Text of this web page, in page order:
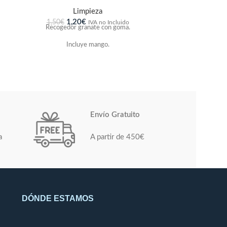
Limpieza
1,50€ 1,20€ IVA no Incluido
Recogedor granate con goma.
Incluye mango.
Envío Gratuito
A partir de 450€
DÓNDE ESTAMOS